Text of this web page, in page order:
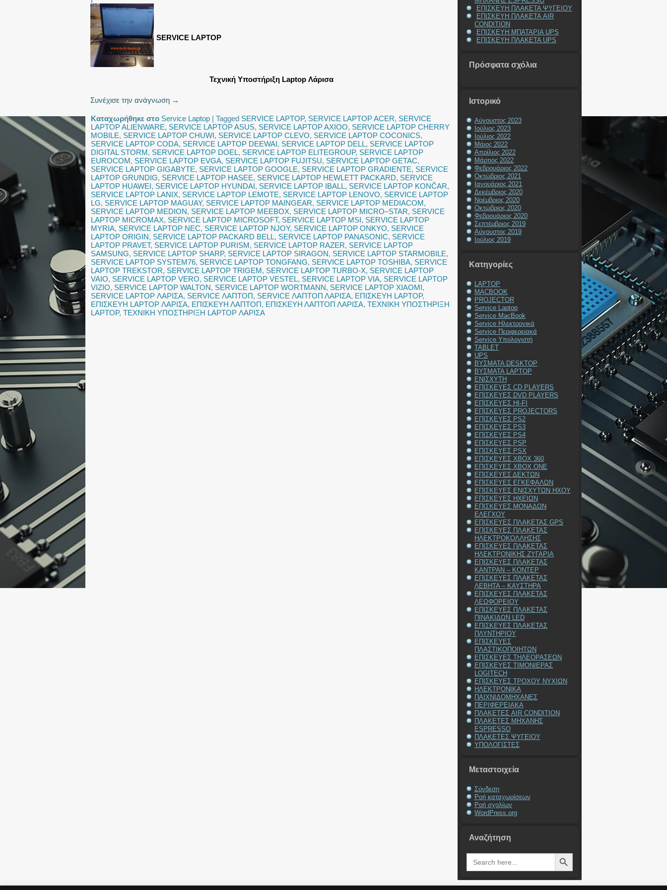
SERVICE LAPTOP
Τεχνική Υποστήριξη Laptop Λάρισα
Συνέχισε την ανάγνωση →
Καταχωρήθηκε στο Service Laptop | Tagged SERVICE LAPTOP, SERVICE LAPTOP ACER, SERVICE
LAPTOP ALIENWARE, SERVICE LAPTOP ASUS, SERVICE LAPTOP AXIOO, SERVICE LAPTOP CHERRY
MOBILE, SERVICE LAPTOP CHUWI, SERVICE LAPTOP CLEVO, SERVICE LAPTOP COCONICS,
SERVICE LAPTOP CODA, SERVICE LAPTOP DEEWAI, SERVICE LAPTOP DELL, SERVICE LAPTOP
DIGITAL STORM, SERVICE LAPTOP DOEL, SERVICE LAPTOP ELITEGROUP, SERVICE LAPTOP
EUROCOM, SERVICE LAPTOP EVGA, SERVICE LAPTOP FUJITSU, SERVICE LAPTOP GETAC,
SERVICE LAPTOP GIGABYTE, SERVICE LAPTOP GOOGLE, SERVICE LAPTOP GRADIENTE, SERVICE
LAPTOP GRUNDIG, SERVICE LAPTOP HASEE, SERVICE LAPTOP HEWLETT PACKARD, SERVICE
LAPTOP HUAWEI, SERVICE LAPTOP HYUNDAI, SERVICE LAPTOP IBALL, SERVICE LAPTOP KONČAR,
SERVICE LAPTOP LANIX, SERVICE LAPTOP LEMOTE, SERVICE LAPTOP LENOVO, SERVICE LAPTOP
LG, SERVICE LAPTOP MAGUAY, SERVICE LAPTOP MAINGEAR, SERVICE LAPTOP MEDIACOM,
SERVICE LAPTOP MEDION, SERVICE LAPTOP MEEBOX, SERVICE LAPTOP MICRO–STAR, SERVICE
LAPTOP MICROMAX, SERVICE LAPTOP MICROSOFT, SERVICE LAPTOP MSI, SERVICE LAPTOP
MYRIA, SERVICE LAPTOP NEC, SERVICE LAPTOP NJOY, SERVICE LAPTOP ONKYO, SERVICE
LAPTOP ORIGIN, SERVICE LAPTOP PACKARD BELL, SERVICE LAPTOP PANASONIC, SERVICE
LAPTOP PRAVET, SERVICE LAPTOP PURISM, SERVICE LAPTOP RAZER, SERVICE LAPTOP
SAMSUNG, SERVICE LAPTOP SHARP, SERVICE LAPTOP SIRAGON, SERVICE LAPTOP STARMOBILE,
SERVICE LAPTOP SYSTEM76, SERVICE LAPTOP TONGFANG, SERVICE LAPTOP TOSHIBA, SERVICE
LAPTOP TREKSTOR, SERVICE LAPTOP TRIGEM, SERVICE LAPTOP TURBO-X, SERVICE LAPTOP
VAIO, SERVICE LAPTOP VERO, SERVICE LAPTOP VESTEL, SERVICE LAPTOP VIA, SERVICE LAPTOP
VIZIO, SERVICE LAPTOP WALTON, SERVICE LAPTOP WORTMANN, SERVICE LAPTOP XIAOMI,
SERVICE LAPTOP ΛΑΡΙΣΑ, SERVICE ΛΑΠΤΟΠ, SERVICE ΛΑΠΤΟΠ ΛΑΡΙΣΑ, ΕΠΙΣΚΕΥΗ LAPTOP,
ΕΠΙΣΚΕΥΗ LAPTOP ΛΑΡΙΣΑ, ΕΠΙΣΚΕΥΗ ΛΑΠΤΟΠ, ΕΠΙΣΚΕΥΗ ΛΑΠΤΟΠ ΛΑΡΙΣΑ, ΤΕΧΝΙΚΗ ΥΠΟΣΤΗΡΙΞΗ
LAPTOP, ΤΕΧΝΙΚΗ ΥΠΟΣΤΗΡΙΞΗ LAPTOP ΛΑΡΙΣΑ
ΕΠΙΣΚΕΥΗ ΠΛΑΚΕΤΑ ΨΥΓΕΙΟΥ
ΕΠΙΣΚΕΥΗ ΠΛΑΚΕΤΑ AIR
CONDITION
ΕΠΙΣΚΕΥΗ ΜΠΑΤΑΡΙΑ UPS
ΕΠΙΣΚΕΥΗ ΠΛΑΚΕΤΑ UPS
Πρόσφατα σχόλια
Ιστορικό
Αύγουστος 2023
Ιούλιος 2023
Ιούλιος 2022
Μάιος 2022
Απρίλιος 2022
Μάρτιος 2022
Φεβρουάριος 2022
Οκτώβριος 2021
Ιανουάριος 2021
Δεκέμβριος 2020
Νοέμβριος 2020
Οκτώβριος 2020
Φεβρουάριος 2020
Σεπτέμβριος 2019
Αύγουστος 2019
Ιούλιος 2019
Kατηγορίες
LAPTOP
MACBOOK
PROJECTOR
Service Laptop
Service MacBook
Service Ηλεκτρονικά
Service Περιφερειακά
Service Υπολογιστή
TABLET
UPS
ΒΥΣΜΑΤΑ DESKTOP
ΒΥΣΜΑΤΑ LAPTOP
ΕΝΙΣΧΥΤΗ
ΕΠΙΣΚΕΥΕΣ CD PLAYERS
ΕΠΙΣΚΕΥΕΣ DVD PLAYERS
ΕΠΙΣΚΕΥΕΣ HI-FI
ΕΠΙΣΚΕΥΕΣ PROJECTORS
ΕΠΙΣΚΕΥΕΣ PS2
ΕΠΙΣΚΕΥΕΣ PS3
ΕΠΙΣΚΕΥΕΣ PS4
ΕΠΙΣΚΕΥΕΣ PSP
ΕΠΙΣΚΕΥΕΣ PSX
ΕΠΙΣΚΕΥΕΣ XBOX 360
ΕΠΙΣΚΕΥΕΣ XBOX ONE
ΕΠΙΣΚΕΥΕΣ ΔΕΚΤΩΝ
ΕΠΙΣΚΕΥΕΣ ΕΓΚΕΦΑΛΩΝ
ΕΠΙΣΚΕΥΕΣ ΕΝΙΣΧΥΤΩΝ ΗΧΟΥ
ΕΠΙΣΚΕΥΕΣ ΗΧΕΙΩΝ
ΕΠΙΣΚΕΥΕΣ ΜΟΝΑΔΩΝ
ΕΛΕΓΧΟΥ
ΕΠΙΣΚΕΥΕΣ ΠΛΑΚΕΤΑΣ GPS
ΕΠΙΣΚΕΥΕΣ ΠΛΑΚΕΤΑΣ
ΗΛΕΚΤΡΟΚΟΛΛΗΣΗΣ
ΕΠΙΣΚΕΥΕΣ ΠΛΑΚΕΤΑΣ
ΗΛΕΚΤΡΟΝΙΚΗΣ ΖΥΓΑΡΙΑ
ΕΠΙΣΚΕΥΕΣ ΠΛΑΚΕΤΑΣ
ΚΑΝΤΡΑΝ – ΚΟΝΤΕΡ
ΕΠΙΣΚΕΥΕΣ ΠΛΑΚΕΤΑΣ
ΛΕΒΗΤΑ – ΚΑΥΣΤΗΡΑ
ΕΠΙΣΚΕΥΕΣ ΠΛΑΚΕΤΑΣ
ΛΕΩΦΟΡΕΙΟΥ
ΕΠΙΣΚΕΥΕΣ ΠΛΑΚΕΤΑΣ
ΠΙΝΑΚΙΔΩΝ LED
ΕΠΙΣΚΕΥΕΣ ΠΛΑΚΕΤΑΣ
ΠΛΥΝΤΗΡΙΟΥ
ΕΠΙΣΚΕΥΕΣ
ΠΛΑΣΤΙΚΟΠΟΙΗΤΩΝ
ΕΠΙΣΚΕΥΕΣ ΤΗΛΕΟΡΑΣΕΩΝ
ΕΠΙΣΚΕΥΕΣ ΤΙΜΟΝΙΕΡΑΣ
LOGITECH
ΕΠΙΣΚΕΥΕΣ ΤΡΟΧΟΥ ΝΥΧΙΩΝ
ΗΛΕΚΤΡΟΝΙΚΑ
ΠΑΙΧΝΙΔΟΜΗΧΑΝΕΣ
ΠΕΡΙΦΕΡΕΙΑΚΑ
ΠΛΑΚΕΤΕΣ AIR CONDITION
ΠΛΑΚΕΤΕΣ ΜΗΧΑΝΗΣ
ESPRESSO
ΠΛΑΚΕΤΕΣ ΨΥΓΕΙΟΥ
ΥΠΟΛΟΓΙΣΤΕΣ
Μεταστοιχεία
Σύνδεση
Ροή καταχωρίσεων
Ροή σχολίων
WordPress.org
Αναζήτηση
Search
for:
Search Button